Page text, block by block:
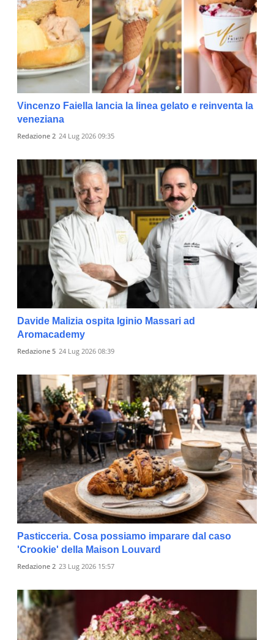
Vincenzo Faiella lancia la linea gelato e reinventa la
veneziana
Redazione 2 24 Lug 2026 09:35
Davide Malizia ospita Iginio Massari ad
Aromacademy
Redazione 5 24 Lug 2026 08:39
Pasticceria. Cosa possiamo imparare dal caso
'Crookie' della Maison Louvard
Redazione 2 23 Lug 2026 15:57